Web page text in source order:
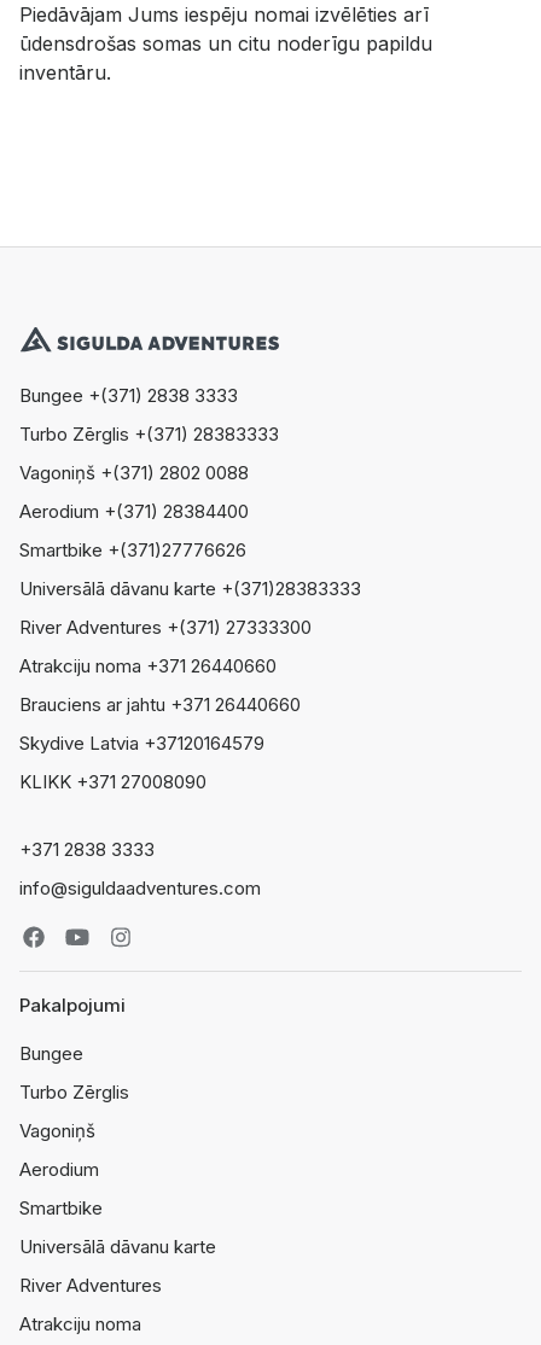
Piedāvājam Jums iespēju nomai izvēlēties arī
ūdensdrošas somas un citu noderīgu papildu
inventāru.
Bungee +(371) 2838 3333
Turbo Zērglis +(371) 28383333
Vagoniņš +(371) 2802 0088
Aerodium +(371) 28384400
Smartbike +(371)27776626
Universālā dāvanu karte +(371)28383333
River Adventures +(371) 27333300
Atrakciju noma +371 26440660
Brauciens ar jahtu +371 26440660
Skydive Latvia +37120164579
KLIKK +371 27008090
+371 2838 3333
info@siguldaadventures.com
Pakalpojumi
Bungee
Turbo Zērglis
Vagoniņš
Aerodium
Smartbike
Universālā dāvanu karte
River Adventures
Atrakciju noma